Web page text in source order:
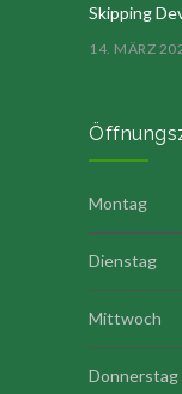
Skipping
14. MÄRZ
Montag
Dienstag
Mittwoch
Donnerstag